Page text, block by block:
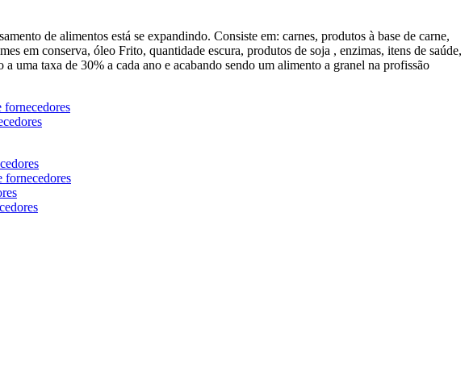
de alimentos está se expandindo. Consiste em: carnes, produtos à base de carne,
em conserva, óleo Frito, quantidade escura, produtos de soja , enzimas, itens de saúde,
uma taxa de 30% a cada ano e acabando sendo um alimento a granel na profissão
fornecedores
fornecedores